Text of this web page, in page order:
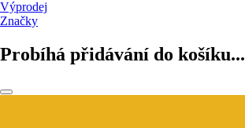
Výprodej
Značky
Probíhá přidávání do košíku...